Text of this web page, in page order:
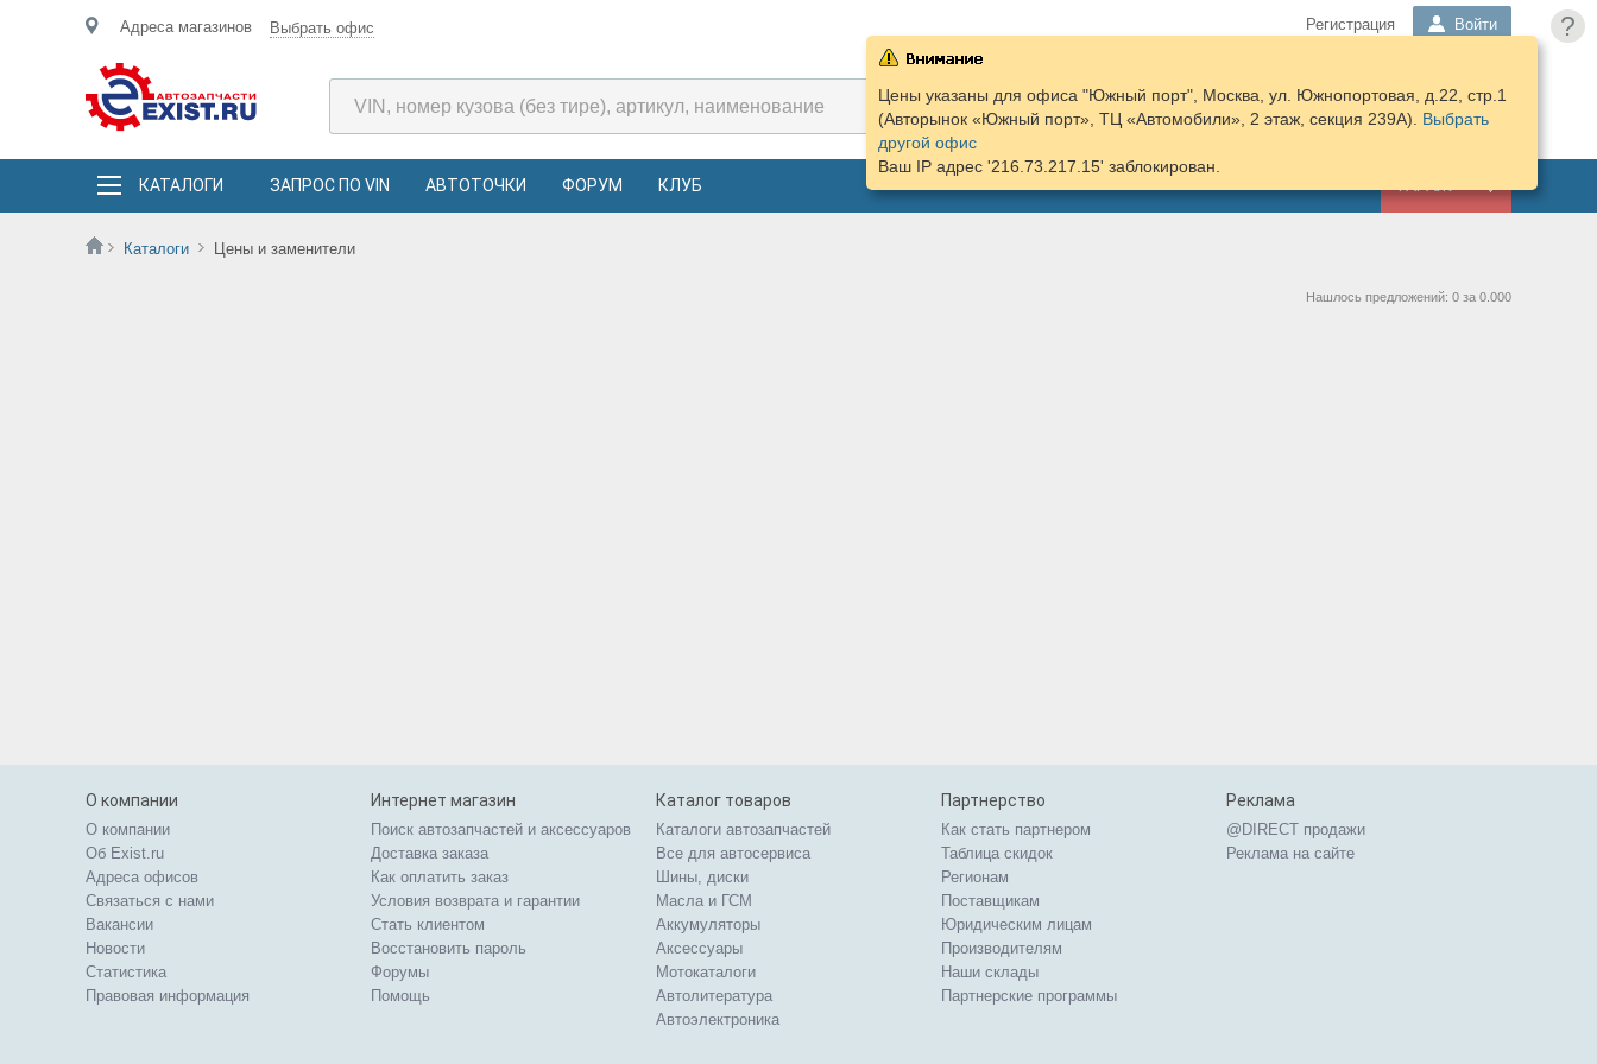
?
Адреса магазинов Выбрать офис Регистрация Войти
КОРЗИНА
ПОДОБРАТЬ
ЗАПЧАСТИ
КАТАЛОГИ ЗАПРОС ПО VIN АВТОТОЧКИ ФОРУМ КЛУБ
Каталоги Цены и заменители
Цены указаны для офиса "Южный порт", Москва, ул. Южнопортовая, д.22, стр.1
(Авторынок «Южный порт», ТЦ «Автомобили», 2 этаж, секция 239А). Выбрать
другой офис
Ваш IP адрес '216.73.217.15' заблокирован.
Нашлось предложений: 0 за 0.000
О компании
О компании
Об Exist.ru
Адреса офисов
Связаться с нами
Вакансии
Новости
Статистика
Правовая информация
Интернет магазин
Поиск автозапчастей и аксессуаров
Доставка заказа
Как оплатить заказ
Условия возврата и гарантии
Стать клиентом
Восстановить пароль
Форумы
Помощь
Каталог товаров
Каталоги автозапчастей
Все для автосервиса
Шины, диски
Масла и ГСМ
Аккумуляторы
Аксессуары
Мотокаталоги
Автолитература
Автоэлектроника
Партнерство
Как стать партнером
Таблица скидок
Регионам
Поставщикам
Юридическим лицам
Производителям
Наши склады
Партнерские программы
Реклама
@DIRECT продажи
Реклама на сайте